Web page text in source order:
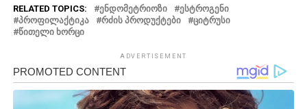
RELATED TOPICS: ᲔᲜᲓᲝᲛᲔᲢᲠᲘᲝᲖᲘ
ᲔᲡᲢᲠᲝᲒᲔᲜᲘ
ᲞᲠᲝᲤᲘᲚᲐᲥᲢᲘᲙᲐ
ᲠᲫᲘᲡ ᲞᲠᲝᲓᲣᲥᲢᲔᲑᲘ
ᲪᲘᲢᲠᲣᲡᲘ
ᲬᲘᲗᲔᲚᲘ ᲮᲝᲠᲪᲘ
ADVERTISEMENT